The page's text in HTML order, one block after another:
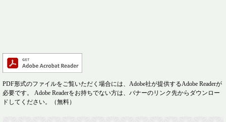
PDF形式のファイルをご覧いただく場合には、Adobe社が提供するAdobe Readerが
必要です。
Adobe Readerをお持ちでない方は、バナーのリンク先からダウンロー
ドしてください。（無料）